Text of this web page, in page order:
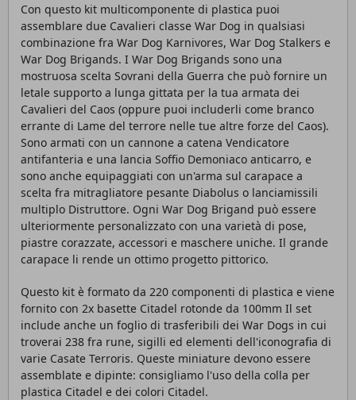
Con questo kit multicomponente di plastica puoi
assemblare due Cavalieri classe War Dog in qualsiasi
combinazione fra War Dog Karnivores, War Dog Stalkers e
War Dog Brigands. I War Dog Brigands sono una
mostruosa scelta Sovrani della Guerra che può fornire un
letale supporto a lunga gittata per la tua armata dei
Cavalieri del Caos (oppure puoi includerli come branco
errante di Lame del terrore nelle tue altre forze del Caos).
Sono armati con un cannone a catena Vendicatore
antifanteria e una lancia Soffio Demoniaco anticarro, e
sono anche equipaggiati con un'arma sul carapace a
scelta fra mitragliatore pesante Diabolus o lanciamissili
multiplo Distruttore. Ogni War Dog Brigand può essere
ulteriormente personalizzato con una varietà di pose,
piastre corazzate, accessori e maschere uniche. Il grande
carapace li rende un ottimo progetto pittorico.
Questo kit è formato da 220 componenti di plastica e viene
fornito con 2x basette Citadel rotonde da 100mm Il set
include anche un foglio di trasferibili dei War Dogs in cui
troverai 238 fra rune, sigilli ed elementi dell'iconografia di
varie Casate Terroris. Queste miniature devono essere
assemblate e dipinte: consigliamo l'uso della colla per
plastica Citadel e dei colori Citadel.